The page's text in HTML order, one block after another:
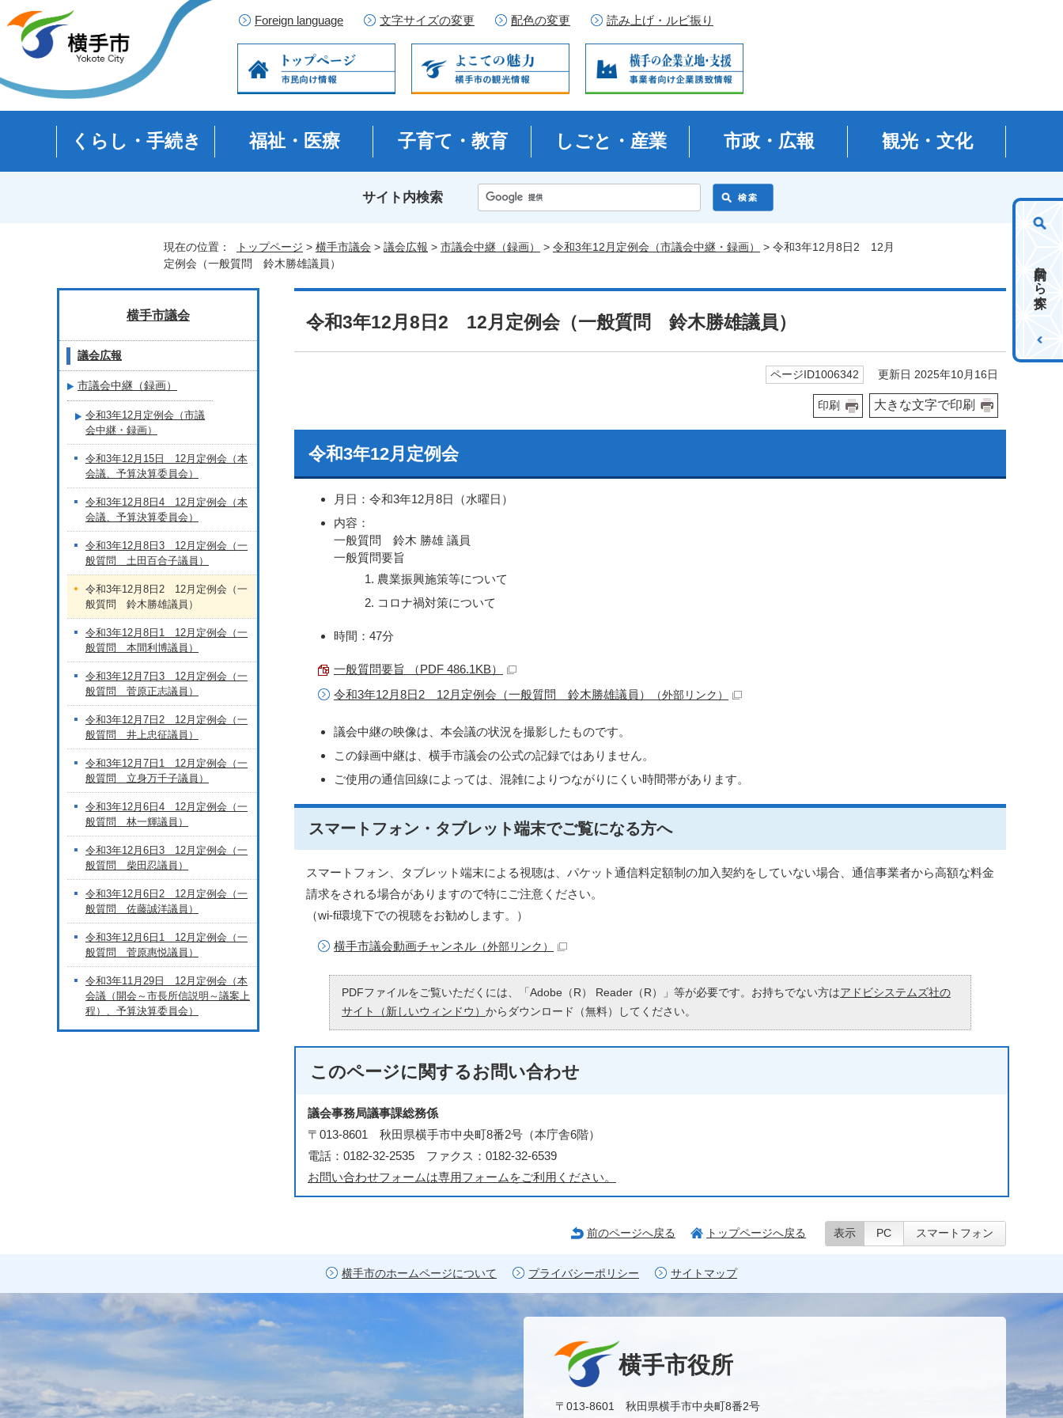
Foreign language 文字サイズの変更 配色の変更 読み上げ・ルビ振り
くらし・手続き 福祉・医療 子育て・教育 しごと・産業 市政・広報 観光・文化
サイト内検索
目的から探す
現在の位置： トップページ > 横手市議会 > 議会広報 > 市議会中継（録画） > 令和3年12月定例会（市議会中継・録画）
> 令和3年12月8日2 12月
定例会（一般質問 鈴木勝雄議員）
令和3年12月8日2 12月定例会（一般質問 鈴木勝雄議員）
ページID1006342 更新日 2025年10月16日
印刷 大きな文字で印刷
令和3年12月定例会
月日：令和3年12月8日（水曜日）
内容：
一般質問 鈴木 勝雄 議員
一般質問要旨
農業振興施策等について
コロナ禍対策について
時間：47分
一般質問要旨 （PDF 486.1KB）
令和3年12月8日2 12月定例会（一般質問 鈴木勝雄議員）
（外部リンク）
議会中継の映像は、本会議の状況を撮影したものです。
この録画中継は、横手市議会の公式の記録ではありません。
ご使用の通信回線によっては、混雑によりつながりにくい時間帯があります。
スマートフォン・タブレット端末でご覧になる方へ
スマートフォン、タブレット端末による視聴は、パケット通信料定額制の加入契約をしていない場合、通信事業者から高額な料金
請求をされる場合がありますので特にご注意ください。
（wi-fi環境下での視聴をお勧めします。）
横手市議会動画チャンネル （外部リンク）
PDFファイルをご覧いただくには、「Adobe（R） Reader（R）」等が必要です。お持ちでない方はアドビシステムズ社の
サイト（新しいウィンドウ） からダウンロード（無料）してください。
このページに関するお問い合わせ
議会事務局議事課総務係
〒013-8601 秋田県横手市中央町8番2号（本庁舎6階）
電話：0182-32-2535 ファクス：0182-32-6539
お問い合わせフォームは専用フォームをご利用ください。
横手市議会
議会広報
市議会中継（録画）
令和3年12月定例会（市議
会中継・録画）
令和3年12月15日 12月定例会（本
会議、予算決算委員会）
令和3年12月8日4 12月定例会（本
会議、予算決算委員会）
令和3年12月8日3 12月定例会（一
般質問 土田百合子議員）
令和3年12月8日2 12月定例会（一
般質問 鈴木勝雄議員）
令和3年12月8日1 12月定例会（一
般質問 本間利博議員）
令和3年12月7日3 12月定例会（一
般質問 菅原正志議員）
令和3年12月7日2 12月定例会（一
般質問 井上忠征議員）
令和3年12月7日1 12月定例会（一
般質問 立身万千子議員）
令和3年12月6日4 12月定例会（一
般質問 林一輝議員）
令和3年12月6日3 12月定例会（一
般質問 柴田忍議員）
令和3年12月6日2 12月定例会（一
般質問 佐藤誠洋議員）
令和3年12月6日1 12月定例会（一
般質問 菅原惠悦議員）
令和3年11月29日 12月定例会（本
会議（開会～市長所信説明～議案上
程）、予算決算委員会）
前のページへ戻る トップページへ戻る 表示 PC スマートフォン
横手市のホームページについて プライバシーポリシー サイトマップ
横手市役所
〒013-8601 秋田県横手市中央町8番2号